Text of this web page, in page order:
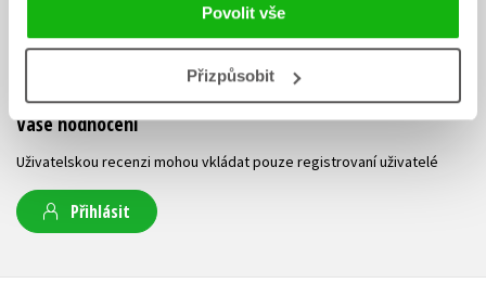
Povolit vše
Přizpůsobit
HODNOCENÍ ČTENÁŘŮ
V současné době nejsou vytvořena žádná uživatelská hodnocení.
Vaše hodnocení
Uživatelskou recenzi mohou vkládat pouze registrovaní uživatelé
Přihlásit